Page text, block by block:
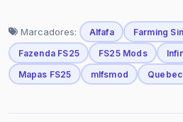
Marcadores: Alfafa
Farming
Fazenda FS25
FS25 Mods
Mapas FS25
mlfsmod Quebec